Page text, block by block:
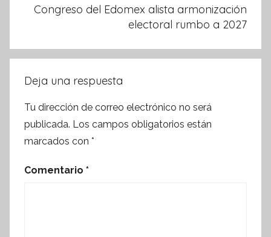
Congreso del Edomex alista armonización
electoral rumbo a 2027
Deja una respuesta
Tu dirección de correo electrónico no será
publicada. Los campos obligatorios están
marcados con *
Comentario *